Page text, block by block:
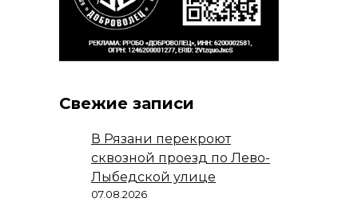
Свежие записи
В Рязани перекроют
сквозной проезд по Лево-
Лыбедской улице
07.08.2026